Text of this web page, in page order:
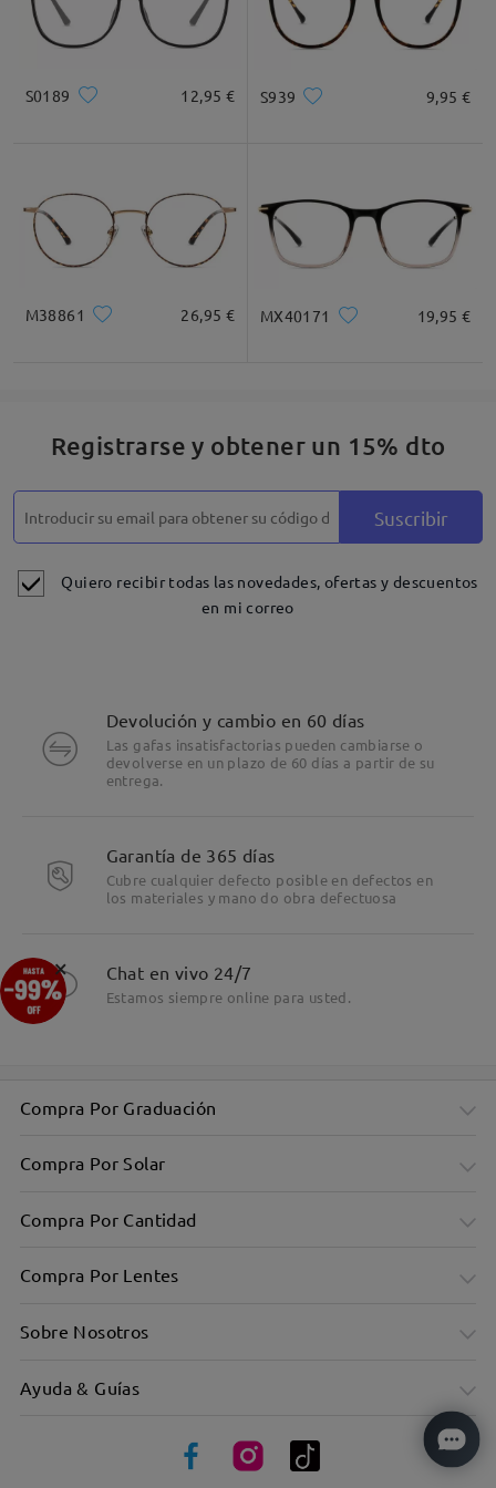
Recomendación de Rostro
Cuadrada Redondo
* Solo Para Referencia
S0189 12,95 € S939 9,95 €
M38861 26,95 € MX40171 19,95 €
Registrarse y obtener un 15% dto
Suscribir
Quiero recibir todas las novedades, ofertas y descuentos
en mi correo
Devolución y cambio en 60 días
Las gafas insatisfactorias pueden cambiarse o
devolverse en un plazo de 60 días a partir de su
entrega.
Garantía de 365 días
Cubre cualquier defecto posible en defectos en
los materiales y mano do obra defectuosa
Chat en vivo 24/7
Estamos siempre online para usted.
Compra Por Graduación
Compra Por Solar
Compra Por Cantidad
Compra Por Lentes
Sobre Nosotros
Ayuda & Guías
×